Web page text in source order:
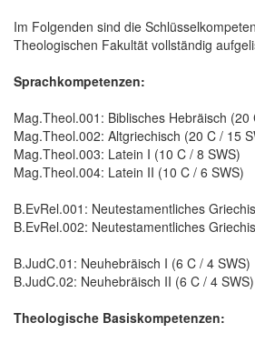
Im Folgenden sind die
Theologischen Fakultät vollständig
Sprachkompetenzen:
Mag.Theol.001: Biblisches Hebräisch (20
Mag.Theol.002: Altgriechisch (20 C / 15
Mag.Theol.003: Latein I (10 C / 8 SWS)
Mag.Theol.004: Latein II (10 C / 6 SWS)
B.EvRel.001: Neutestamentliches
B.EvRel.002: Neutestamentliches
B.JudC.01: Neuhebräisch I (6 C / 4 SWS)
B.JudC.02: Neuhebräisch II (6 C / 4 SWS)
Theologische Basiskompetenzen: